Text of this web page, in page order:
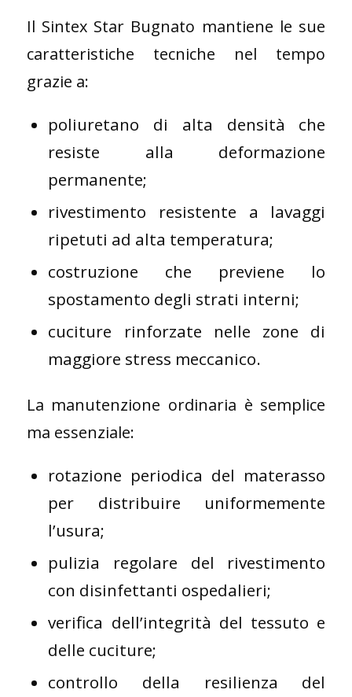
Il Sintex Star Bugnato mantiene le sue
caratteristiche tecniche nel tempo
grazie a:
poliuretano di alta densità che
resiste alla deformazione
permanente;
rivestimento resistente a lavaggi
ripetuti ad alta temperatura;
costruzione che previene lo
spostamento degli strati interni;
cuciture rinforzate nelle zone di
maggiore stress meccanico.
La manutenzione ordinaria è semplice
ma essenziale:
rotazione periodica del materasso
per distribuire uniformemente
l’usura;
pulizia regolare del rivestimento
con disinfettanti ospedalieri;
verifica dell’integrità del tessuto e
delle cuciture;
controllo della resilienza del